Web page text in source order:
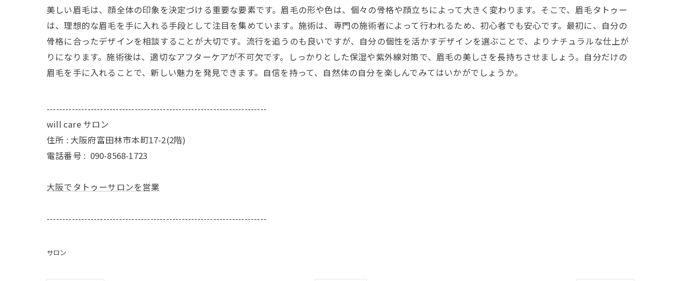
美しい眉毛は、顔全体の印象を決定づける重要な要素です。眉毛の形や色は、個々の骨格や顔立ちによって大きく変わります。そこで、眉毛タトゥー
は、理想的な眉毛を手に入れる手段として注目を集めています。施術は、専門の施術者によって行われるため、初心者でも安心です。最初に、自分の
骨格に合ったデザインを相談することが大切です。流行を追うのも良いですが、自分の個性を活かすデザインを選ぶことで、よりナチュラルな仕上が
りになります。施術後は、適切なアフターケアが不可欠です。しっかりとした保湿や紫外線対策で、眉毛の美しさを長持ちさせましょう。自分だけの
眉毛を手に入れることで、新しい魅力を発見できます。自信を持って、自然体の自分を楽しんでみてはいかがでしょうか。
----------------------------------------------------------------------
will care サロン
住所 : 大阪府富田林市本町17-2(2階)
電話番号 : 090-8568-1723
大阪でタトゥーサロンを営業
----------------------------------------------------------------------
サロン